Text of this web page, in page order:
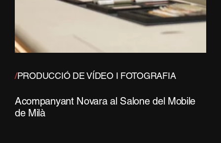
/PRODUCCIÓ DE VÍDEO I FOTOGRAFIA
Acompanyant Novara al Salone del Mobile
de Milà